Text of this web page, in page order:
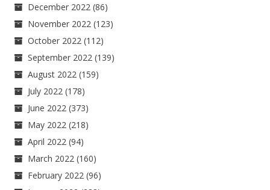
December 2022 (86)
November 2022 (123)
October 2022 (112)
September 2022 (139)
August 2022 (159)
July 2022 (178)
June 2022 (373)
May 2022 (218)
April 2022 (94)
March 2022 (160)
February 2022 (96)